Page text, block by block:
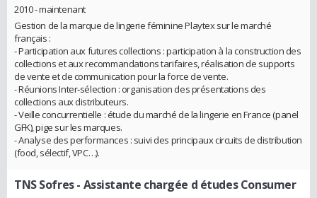
2010 - maintenant
Gestion de la marque de lingerie féminine Playtex sur le marché
français :
- Participation aux futures collections : participation à la construction des
collections et aux recommandations tarifaires, réalisation de supports
de vente et de communication pour la force de vente.
- Réunions Inter‐sélection : organisation des présentations des
collections aux distributeurs.
- Veille concurrentielle : étude du marché de la lingerie en France (panel
GFK), pige sur les marques.
- Analyse des performances : suivi des principaux circuits de distribution
(food, sélectif, VPC…).
TNS Sofres- Assistante chargée d études Consumer